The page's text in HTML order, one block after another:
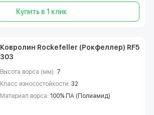
Купить в 1 клик
Ковролин Rockefeller (Рокфеллер) RF5
303
Высота ворса (мм): 7
Класс износостойкости: 32
Материал ворса: 100% ПА (Полиамид)